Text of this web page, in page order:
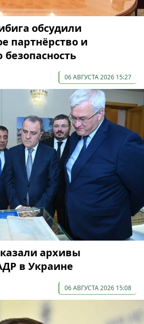
обсудили
партнёрство и
06 АВГУСТА 2026 15:27
архивы
в Украине
06 АВГУСТА 2026 15:08